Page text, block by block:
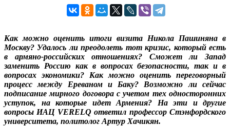
Как можно оценить итоги визита Никола Пашиняна в
Москву? Удалось ли преодолеть тот кризис, который есть
в армяно-российских отношениях? Сможет ли Запад
заменить Россию как в вопросах безопасности, так и в
вопросах экономики? Как можно оценить переговорный
процесс между Ереваном и Баку? Возможно ли сейчас
подписание мирного договора с учетом тех односторонних
уступок, на которые идет Армения? На эти и другие
вопросы ИАЦ VERELQ ответил профессор Стэнфордского
университета, политолог Артур Хачикян.